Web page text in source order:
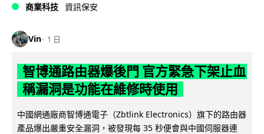
商業科技 資訊保安
Vin 1 日
智博通路由器爆後門 官方緊急下架止血
稱漏洞是功能在維修時使用
中國網通廠商智博通電子（Zbtlink Electronics）旗下的路由器
產品爆出嚴重安全漏洞，被發現每 35 秒便會與中國伺服器連